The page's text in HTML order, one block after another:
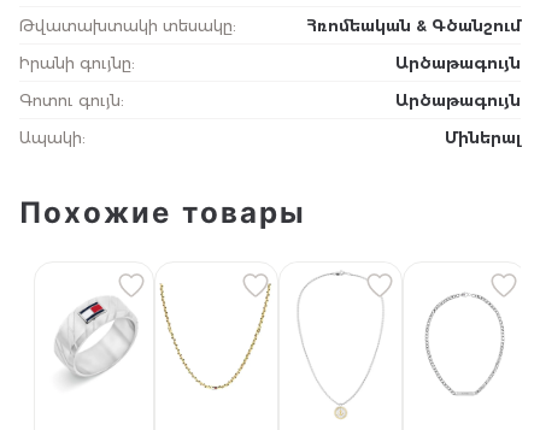
Թվատախտակի տեսակը:
Հռոմեական & Գծանշում
Իրանի գույնը:
Արծաթագույն
Գոտու գույն:
Արծաթագույն
Ապակի: Միներալ
Похожие товары